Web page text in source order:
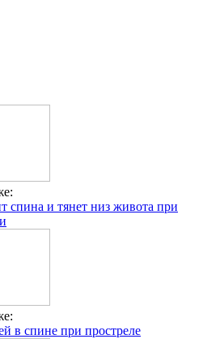
спина и тянет низ живота при
в спине при простреле